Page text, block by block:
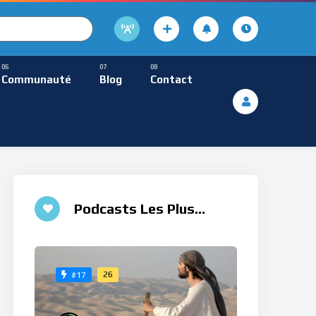
Lecture
Communauté Blog Contact
Méditative
Podcasts Les Plus
#17 26